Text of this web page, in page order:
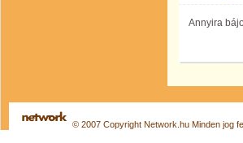
Annyira
© 2007 Copyright Network.hu Minden jog